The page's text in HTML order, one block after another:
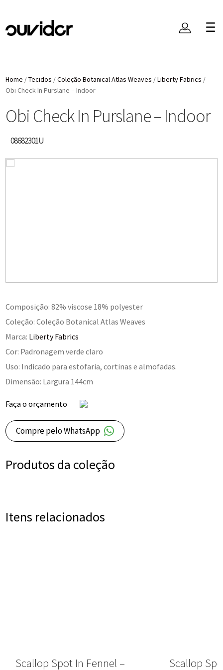
Home /Tecidos /Coleção Botanical Atlas Weaves /Liberty Fabrics /
Obi Check In Purslane – Indoor
Obi Check In Purslane – Indoor
08682301U
Composição: 82% viscose 18% polyester
Coleção: Coleção Botanical Atlas Weaves
Marca: Liberty Fabrics
Cor: Padronagem verde claro
Uso: Indicado para estofaria, cortinas e almofadas.
Dimensão: Largura 144cm
Faça o orçamento
Compre pelo WhatsApp
Produtos da coleção
Itens relacionados
Scallop Spot In Fennel – Scallop